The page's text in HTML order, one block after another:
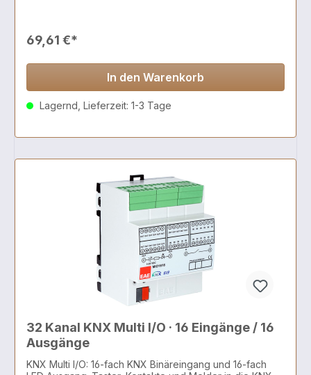
69,61 €*
In den Warenkorb
Lagernd, Lieferzeit: 1-3 Tage
32 Kanal KNX Multi I/O · 16 Eingänge / 16
Ausgänge
KNX Multi I/O: 16-fach KNX Binäreingang und 16-fach